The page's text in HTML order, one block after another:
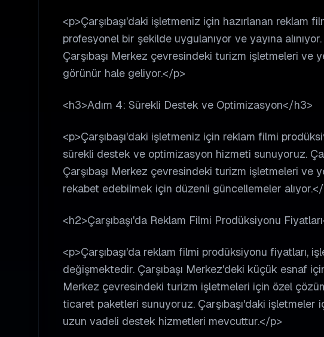
<p>Çarşıbaşı'daki işletmeniz için hazırlanan reklam
profesyonel bir şekilde uygulanıyor ve yayına
Çarşıbaşı Merkez çevresindeki turizm işletmeleri ve
görünür hale geliyor.</p>
<h3>Adım 4: Sürekli Destek ve Optimizasyon</h3>
<p>Çarşıbaşı'daki işletmeniz için reklam filmi
sürekli destek ve optimizasyon hizmeti sunuyoruz.
Çarşıbaşı Merkez çevresindeki turizm işletmeleri ve
rekabet edebilmek için düzenli güncellemeler
<h2>Çarşıbaşı'da Reklam Filmi Prodüksiyonu
<p>Çarşıbaşı'da reklam filmi prodüksiyonu fiyatları,
değişmektedir. Çarşıbaşı Merkez'deki küçük esnaf
Merkez çevresindeki turizm işletmeleri için özel
ticaret paketleri sunuyoruz. Çarşıbaşı'daki
uzun vadeli destek hizmetleri mevcuttur.</p>